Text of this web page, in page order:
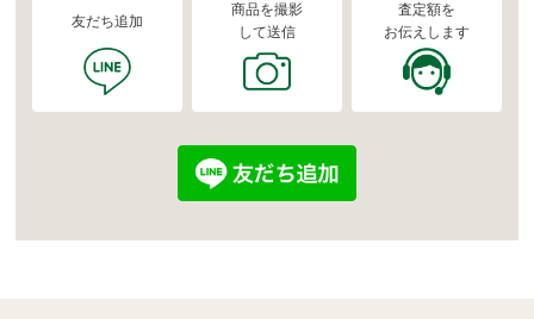
友だち追加
商品を撮影
して送信
査定額を
お伝えします